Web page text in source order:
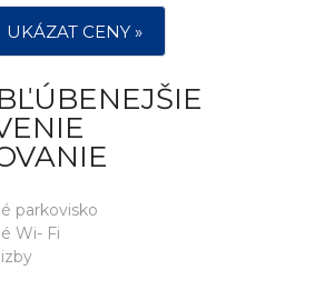
UKÁZAT CENY »
parkovisko
Wi- Fi